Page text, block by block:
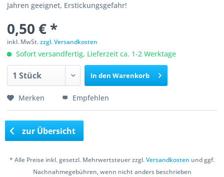
Jahren geeignet, Erstickungsgefahr!
0,50 € *
inkl. MwSt.zzgl. Versandkosten
Sofort versandfertig, Lieferzeit ca. 1-2 Werktage
In den Warenkorb
Merken Empfehlen
zur Übersicht
* Alle Preise inkl. gesetzl. Mehrwertsteuer zzgl.Versandkosten und ggf.
Nachnahmegebühren, wenn nicht anders beschrieben